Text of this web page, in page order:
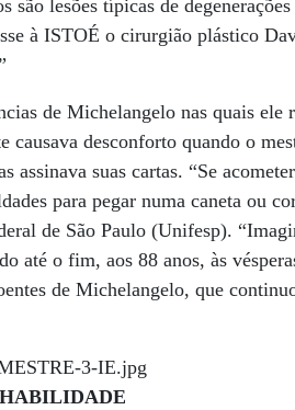
são lesões típicas de
à ISTOÉ o cirurgião plástico
de Michelangelo nas quais ele
desconforto quando o
assinava suas cartas. “Se
para pegar numa caneta ou
de São Paulo (Unifesp).
até o fim, aos 88 anos, às
de Michelangelo, que
HABILIDADE